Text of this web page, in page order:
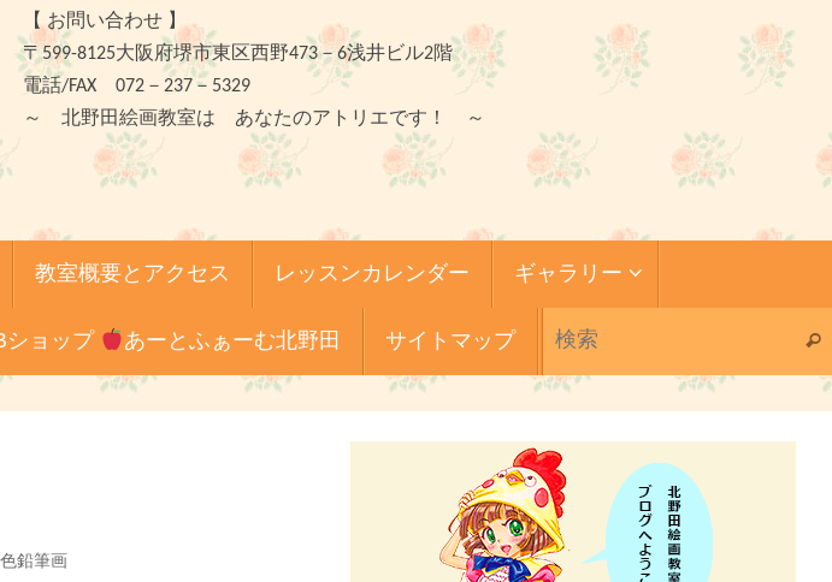
【 お問い合わせ 】
〒599-8125大阪府堺市東区西野473－6浅井ビル2階
電話/FAX 072－237－5329
～ 北野田絵画教室は あなたのアトリエです！ ～
教室概要とアクセス レッスンカレンダー ギャラリー
ショップ あーとふぁーむ北野田 サイトマップ 検
色鉛筆画